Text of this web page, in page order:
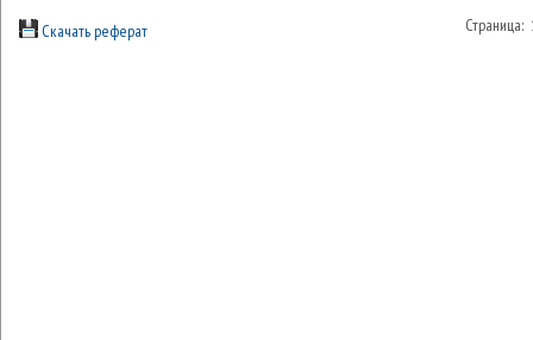
Скачать реферат